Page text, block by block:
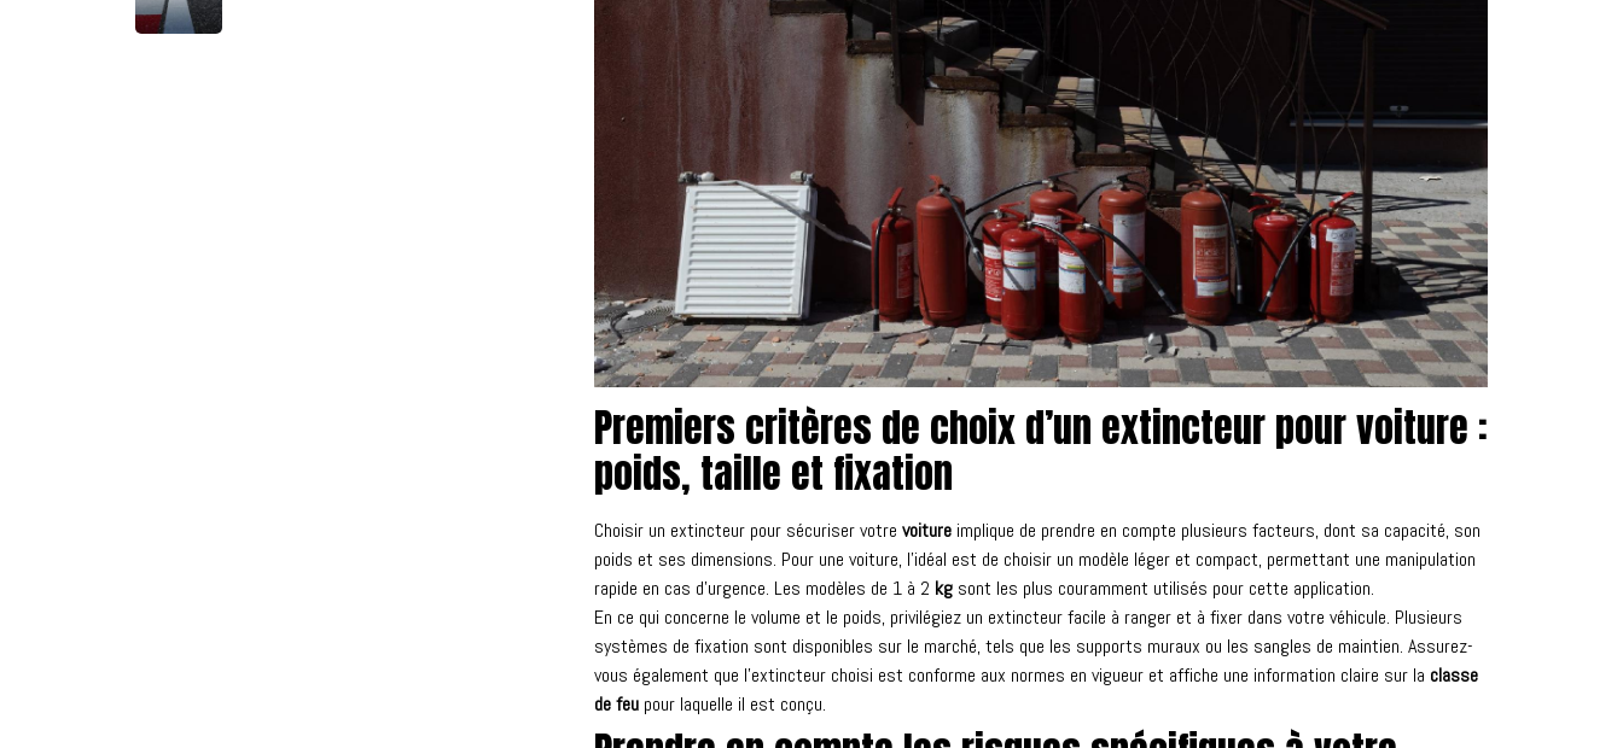
Premiers critères de choix d’un extincteur pour voiture :
poids, taille et fixation
Choisir un extincteur pour sécuriser votre voitureimplique de prendre en compte plusieurs facteurs, dont sa capacité, son
poids et ses dimensions. Pour une voiture, l’idéal est de choisir un modèle léger et compact, permettant une manipulation
rapide en cas d’urgence. Les modèles de 1 à 2 kgsont les plus couramment utilisés pour cette application.
En ce qui concerne le volume et le poids, privilégiez un extincteur facile à ranger et à fixer dans votre véhicule. Plusieurs
systèmes de fixation sont disponibles sur le marché, tels que les supports muraux ou les sangles de maintien. Assurez-
vous également que l’extincteur choisi est conforme aux normes en vigueur et affiche une information claire sur la classe
de feupour laquelle il est conçu.